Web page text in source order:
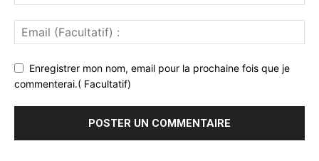
Enregistrer mon nom, email pour la prochaine fois que je
commenterai.( Facultatif)